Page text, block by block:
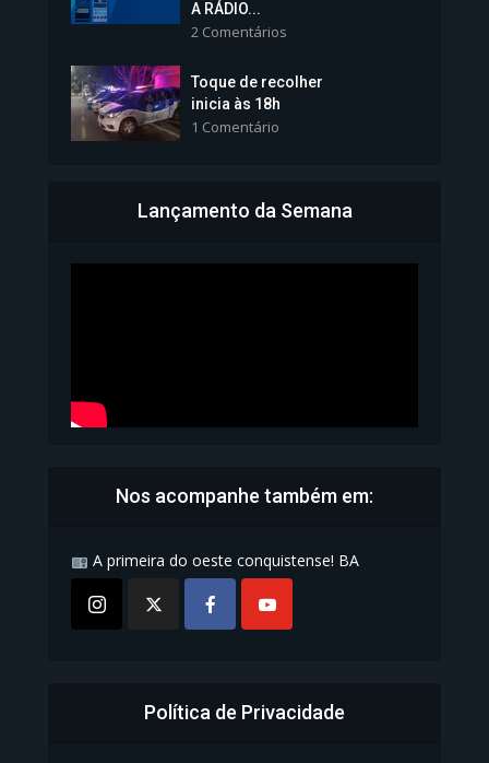
1.101 Modos de exibição
Bahia inicia emissão da
A RÁDIO...
2 Comentários
Toque de recolher
inicia às 18h
1 Comentário
Lançamento da Semana
Nos acompanhe também em:
A primeira do oeste conquistense! BA
Política de Privacidade